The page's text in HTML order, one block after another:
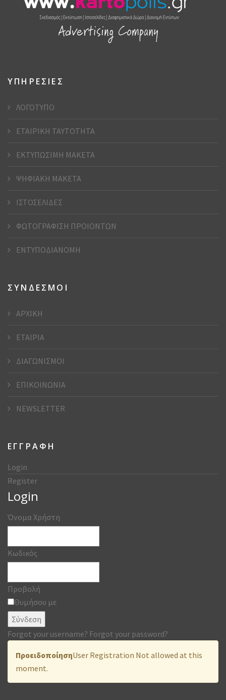
ΥΠΗΡΕΣΙΕΣ
ΛΟΓΟΤΥΠΟ
ΕΤΑΙΡΙΚΗ ΤΑΥΤΟΤΗΤΑ
ΕΚΤΥΠΩΣΙΜΗ ΜΑΚΕΤΑ
ΨΗΦΙΑΚΗ ΜΑΚΕΤΑ
ΙΣΤΟΣΕΛΙΔΕΣ
ΦΩΤΟΓΡΑΦΙΣΗ ΠΡΟΙΟΝΤΩΝ
ΕΝΤΥΠΟΔΙΑΝΟΜΗ
ΣΥΝΔΕΣΜΟΙ
ΑΡΧΙΚΗ
ΕΤΑΙΡΙΑ
ΔΙΑΓΩΝΙΣΜΟΙ
ΕΠΙΚΟΙΝΩΝΙΑ
NEWSLETTER
ΕΓΓΡΑΦΗ
Login
Register
Login
Όνομα Χρήστη
Κωδικός
Προβολή
Θυμήσου με
Σύνδεση
Forgot your username? Forgot your password?
ΠροειδοποίησηUser Registration Not allowed at this
moment.